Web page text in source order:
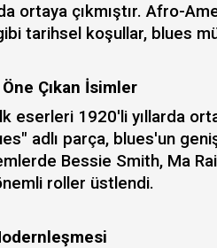
ortaya çıkmıştır. Afro-
tarihsel koşullar, blues
Çıkan İsimler
eserleri 1920'li yıllarda
adlı parça, blues'un
Bessie Smith, Ma
roller üstlendi.